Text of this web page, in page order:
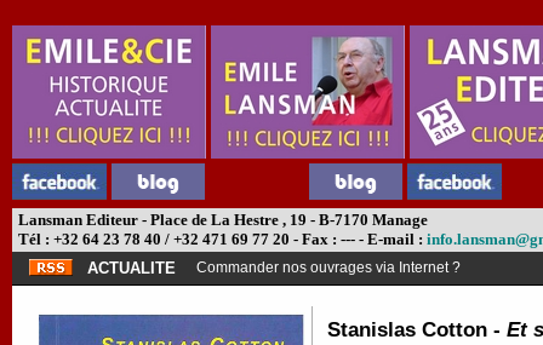
Lansman Editeur - Place de La Hestre , 19 - B-7170 Manage
Tél : +32 64 23 78 40 / +32 471 69 77 20 - Fax : --- - E-mail :
ACTUALITE
Commander nos ouvrages via Internet ?
Stanislas Cotton - Et